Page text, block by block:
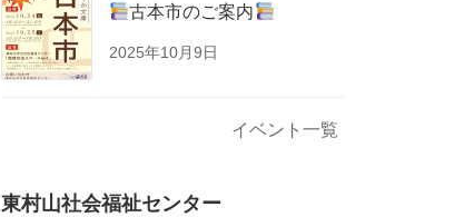
古本市のご案内
2025年10月9日
イベント一覧
東村山社会福祉センター